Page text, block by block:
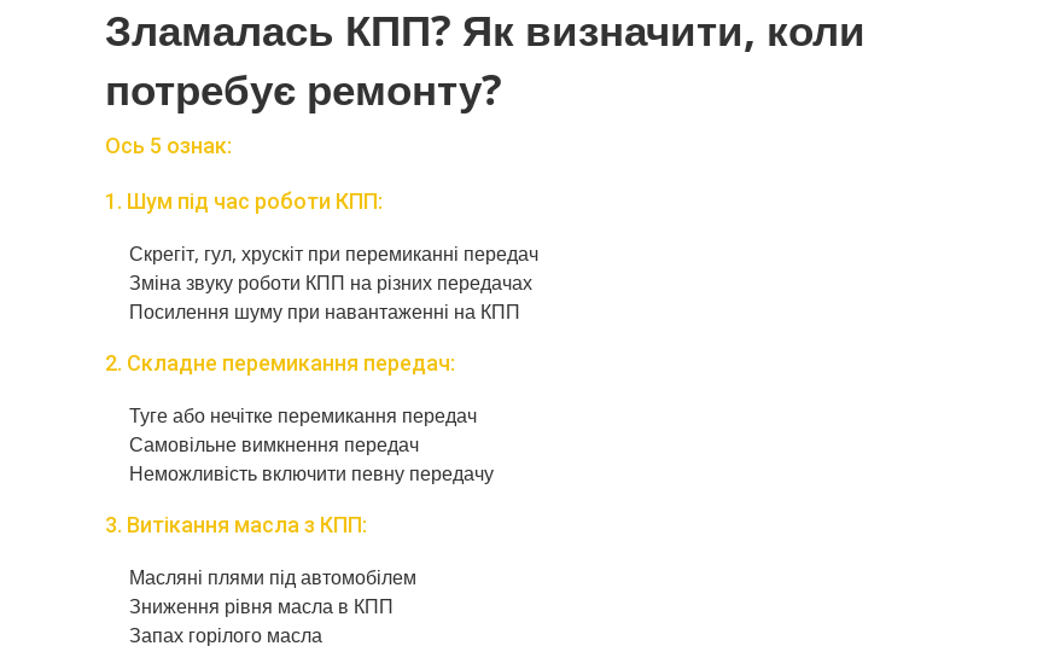
Зламалась КПП? Як визначити, коли
потребує ремонту?
Ось 5 ознак:
1. Шум під час роботи КПП:
Скрегіт, гул, хрускіт при перемиканні передач
Зміна звуку роботи КПП на різних передачах
Посилення шуму при навантаженні на КПП
2. Складне перемикання передач:
Туге або нечітке перемикання передач
Самовільне вимкнення передач
Неможливість включити певну передачу
3. Витікання масла з КПП:
Масляні плями під автомобілем
Зниження рівня масла в КПП
Запах горілого масла